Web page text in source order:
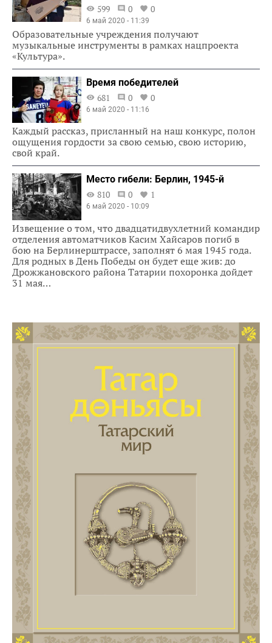
599
0 0
6 май 2020 - 11:39
Образовательные учреждения получают
музыкальные инструменты в рамках нацпроекта
«Культура».
Время победителей
681
0 0
6 май 2020 - 11:16
Каждый рассказ, присланный на наш конкурс, полон
ощущения гордости за свою семью, свою историю,
свой край.
Место гибели: Берлин, 1945-й
810
0 1
6 май 2020 - 10:09
Извещение о том, что двадцатидвухлетний командир
отделения автоматчиков Касим Хайсаров погиб в
бою на Берлинерштрассе, заполнят 6 мая 1945 года.
Для родных в День Победы он будет еще жив: до
Дрожжановского района Татарии похоронка дойдет
31 мая…